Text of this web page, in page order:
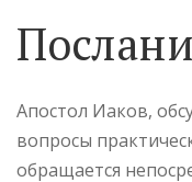
Апостол Иаков,
вопросы
обращается